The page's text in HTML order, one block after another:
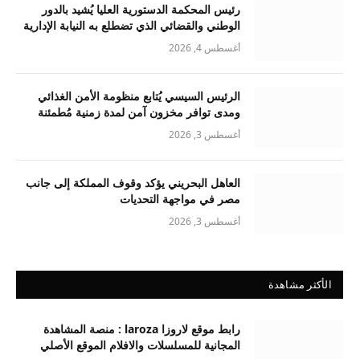
رئيس المحكمة الدستورية العليا يُشيد بالدور
الوطني والقضائي الذي تضطلع به النيابة الإدارية
أغسطس 4, 2026
الرئيس السيسي يُتابع منظومة الأمن الغذائي
ومدى توافر مخزون آمن لمدة زمنية مُطمئنة
أغسطس 3, 2026
العاهل البحريني يؤكد وقوف المملكة إلى جانب
مصر في مواجهة التحديات
أغسطس 3, 2026
الأكثر مشاهدة
رابط موقع لاروزا laroza : منصة المشاهدة
المجانية للمسلسلات والافلام الموقع الأصلي